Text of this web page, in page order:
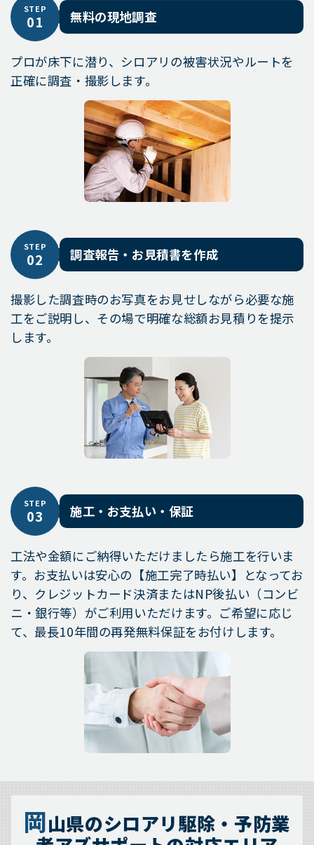
STEP
01 無料の現地調査
プロが床下に潜り、シロアリの被害状況やルートを
正確に調査・撮影します。
STEP
02 調査報告・お見積書を作成
撮影した調査時のお写真をお見せしながら必要な施
工をご説明し、その場で明確な総額お見積りを提示
します。
STEP
03 施工・お支払い・保証
工法や金額にご納得いただけましたら施工を行いま
す。お支払いは安心の【施工完了時払い】となってお
り、クレジットカード決済またはNP後払い（コンビ
ニ・銀行等）がご利用いただけます。ご希望に応じ
て、最長10年間の再発無料保証をお付けします。
岡山県のシロアリ駆除・予防業